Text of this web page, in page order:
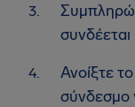
Ανοίξτε
σύνδεσμο